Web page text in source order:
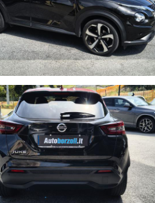
CHE CERCHI?
che cerchi sarà disponibile
e accettol'informativa privacy*
al trattamento dei miei dati